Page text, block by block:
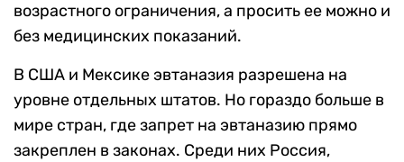
возрастного ограничения, а просить ее можно и
без медицинских показаний.
В США и Мексике эвтаназия разрешена на
уровне отдельных штатов. Но гораздо больше в
мире стран, где запрет на эвтаназию прямо
закреплен в законах. Среди них Россия,